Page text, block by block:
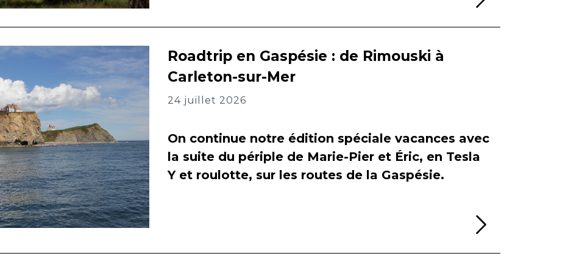
Roadtrip en Gaspésie : de Rimouski à
Carleton-sur-Mer
24 juillet 2026
On continue notre édition spéciale vacances avec
la suite du périple de Marie-Pier et Éric, en Tesla
Y et roulotte, sur les routes de la Gaspésie.